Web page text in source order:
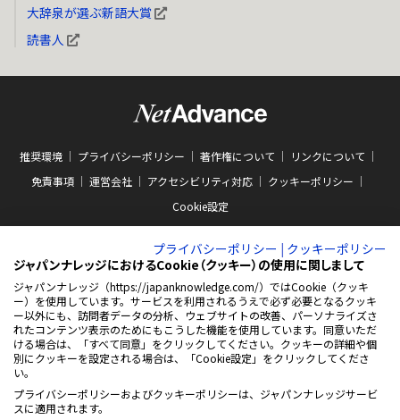
大辞泉が選ぶ新語大賞
読書人
推奨環境 プライバシーポリシー 著作権について
リンクについて
免責事項
運営会社 アクセシビリティ対応
クッキーポリシー
Cookie設定
ABJマークは、この電子書店・電子書籍配信サービスが、著作権者からコンテン
ツ使用許諾を得た正規版配信サービスであることを示す商標（登録番号 第
10981000号）です。ABJマークの詳細、ABJマークを掲示しているサービスの一
覧はこちらをご覧ください。
AEBS 電子出版制作・流通協議会
https://aebs.or.jp/
新
い
ウ
© 2001-2026 NetAdvance Inc. All rights reserved.
プライバシーポリシー | クッキーポリシー
ジャパンナレッジにおけるCookie（クッキー）の使用に関しまして
ジャパンナレッジ（https://japanknowledge.com/）ではCookie（クッキ
ー）を使用しています。サービスを利用されるうえで必ず必要となるクッキ
ー以外にも、訪問者データの分析、ウェブサイトの改善、パーソナライズさ
れたコンテンツ表示のためにもこうした機能を使用しています。同意いただ
ける場合は、「すべて同意」をクリックしてください。クッキーの詳細や個
別にクッキーを設定される場合は、「Cookie設定」をクリックしてくださ
い。
プライバシーポリシーおよびクッキーポリシーは、ジャパンナレッジサービ
スに適用されます。